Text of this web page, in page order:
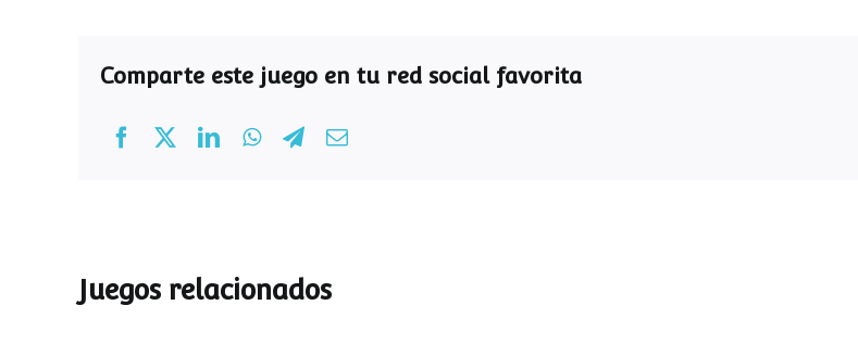
Comparte este juego en tu red social favorita
Juegos relacionados